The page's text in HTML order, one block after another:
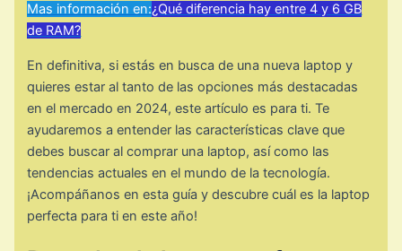
Mas información en:¿Qué diferencia hay entre 4 y 6 GB
de RAM?
En definitiva, si estás en busca de una nueva laptop y
quieres estar al tanto de las opciones más destacadas
en el mercado en 2024, este artículo es para ti. Te
ayudaremos a entender las características clave que
debes buscar al comprar una laptop, así como las
tendencias actuales en el mundo de la tecnología.
¡Acompáñanos en esta guía y descubre cuál es la laptop
perfecta para ti en este año!